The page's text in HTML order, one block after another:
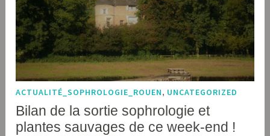
ACTUALITÉ_SOPHROLOGIE_ROUEN, UNCATEGORIZED
Bilan de la sortie sophrologie et
plantes sauvages de ce week-end !